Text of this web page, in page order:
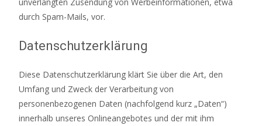
durch Spam-Mails, vor.
Datenschutzerklärung
Diese Datenschutzerklärung klärt Sie über die Art, den
Umfang und Zweck der Verarbeitung von
personenbezogenen Daten (nachfolgend kurz „Daten“)
innerhalb unseres Onlineangebotes und der mit ihm